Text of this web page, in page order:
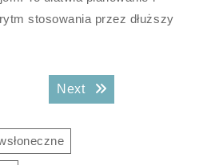
stosowania przez dłuższy
Next Next post: